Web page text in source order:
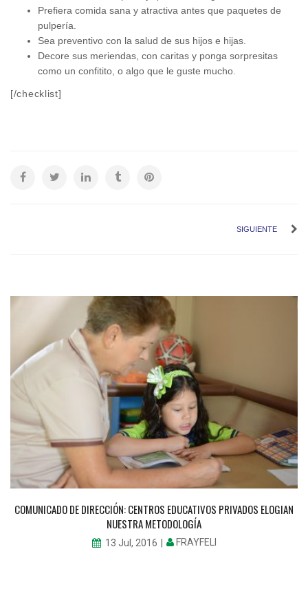
Prefiera comida sana y atractiva antes que paquetes de
pulpería.
Sea preventivo con la salud de sus hijos e hijas.
Decore sus meriendas, con caritas y ponga sorpresitas
como un confitito, o algo que le guste mucho.
[/checklist]
SIGUIENTE
COMUNICADO DE DIRECCIÓN: CENTROS EDUCATIVOS PRIVADOS ELOGIAN
NUESTRA METODOLOGÍA
13 Jul, 2016 FRAYFELI